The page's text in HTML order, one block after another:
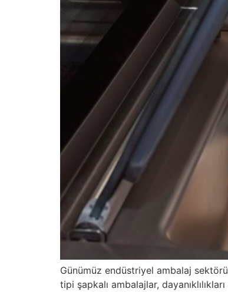
Günümüz endüstriyel ambalaj
tipi şapkalı ambalajlar,